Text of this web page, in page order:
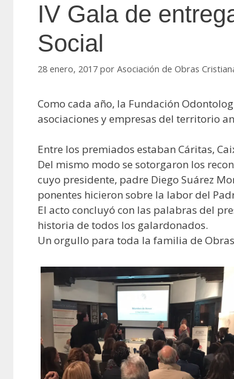
IV Gala de
Social
28 enero, 2017 por Asociación de Obras
Como cada año, la Fundación
asociaciones y empresas del territorio
Entre los premiados estaban Cáritas,
Del mismo modo se sotorgaron los
cuyo presidente, padre Diego Suárez
ponentes hicieron sobre la labor del
El acto concluyó con las palabras del
historia de todos los galardonados.
Un orgullo para toda la familia de